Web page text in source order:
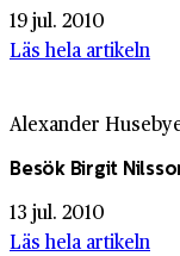
19 jul. 2010
Läs hela artikeln
Alexander
Besök Birgit
13 jul. 2010
Läs hela artikeln